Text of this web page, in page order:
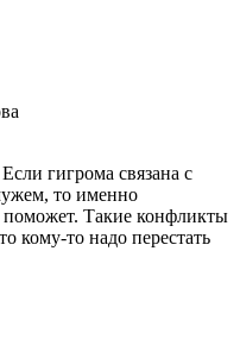
гигрома связана с
то именно
поможет. Такие конфликты
кому-то надо перестать